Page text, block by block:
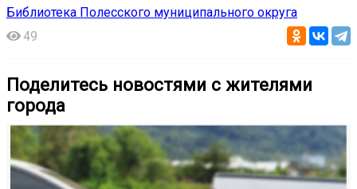
Библиотека Полесского муниципального округа
49
Поделитесь новостями с жителями
города